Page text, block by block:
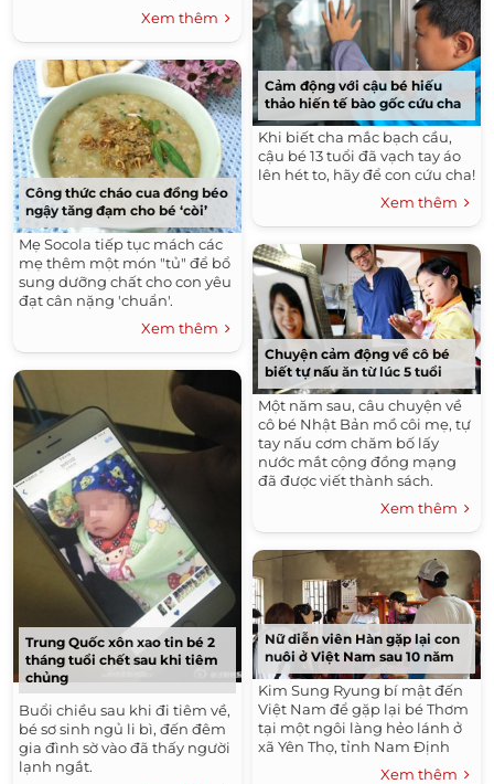
Xem thêm
Công thức cháo cua đồng béo
ngậy tăng đạm cho bé ‘còi’
Mẹ Socola tiếp tục mách các
mẹ thêm một món "tủ" để bổ
sung dưỡng chất cho con yêu
đạt cân nặng 'chuẩn'.
Xem thêm
Trung Quốc xôn xao tin bé 2
tháng tuổi chết sau khi tiêm
chủng
Buổi chiều sau khi đi tiêm về,
bé sơ sinh ngủ li bì, đến đêm
gia đình sờ vào đã thấy người
lạnh ngắt.
Cảm động với cậu bé hiếu
thảo hiến tế bào gốc cứu cha
Khi biết cha mắc bạch cầu,
cậu bé 13 tuổi đã vạch tay áo
lên hét to, hãy để con cứu cha!
Xem thêm
Chuyện cảm động về cô bé
biết tự nấu ăn từ lúc 5 tuổi
Một năm sau, câu chuyện về
cô bé Nhật Bản mồ côi mẹ, tự
tay nấu cơm chăm bố lấy
nước mắt cộng đồng mạng
đã được viết thành sách.
Xem thêm
Nữ diễn viên Hàn gặp lại con
nuôi ở Việt Nam sau 10 năm
Kim Sung Ryung bí mật đến
Việt Nam để gặp lại bé Thơm
tại một ngôi làng hẻo lánh ở
xã Yên Thọ, tỉnh Nam Định
Xem thêm